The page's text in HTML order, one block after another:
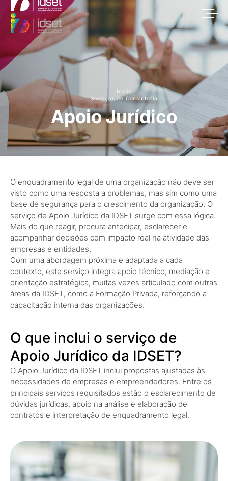
Início
Serviços de Consultoria
Apoio Jurídico
O enquadramento legal de uma organização não deve ser
visto como uma resposta a problemas, mas sim como uma
base de segurança para o crescimento da organização. O
serviço de Apoio Jurídico da IDSET surge com essa lógica.
Mais do que reagir, procura antecipar, esclarecer e
acompanhar decisões com impacto real na atividade das
empresas e entidades.
Com uma abordagem próxima e adaptada a cada
contexto, este serviço integra apoio técnico, mediação e
orientação estratégica, muitas vezes articulado com outras
áreas da IDSET, como a Formação Privada, reforçando a
capacitação interna das organizações.
O que inclui o serviço de
Apoio Jurídico da IDSET?
O Apoio Jurídico da IDSET inclui propostas ajustadas às
necessidades de empresas e empreendedores. Entre os
principais serviços requisitados estão o esclarecimento de
dúvidas jurídicas, apoio na análise e elaboração de
contratos e interpretação de enquadramento legal.